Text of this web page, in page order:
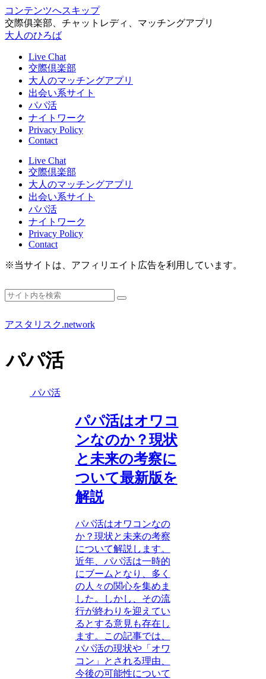
コンテンツへスキップ
交際俱楽部、チャットレディ、マッチングアプリ
大人のひろば
Live Chat
交際倶楽部
大人のマッチングアプリ
出会い系サイト
パパ活
ナイトワーク
Privacy Policy
Contact
Live Chat
交際倶楽部
大人のマッチングアプリ
出会い系サイト
パパ活
ナイトワーク
Privacy Policy
Contact
※当サイトは、アフィリエイト広告を利用しています。
アスタリスク.network
パパ活
パパ活
パパ活はオワコ
ンなのか？現状
と未来の考察に
ついて最新版を
解説
パパ活はオワコンなの
か？現状と未来の考察
について解説します。
近年、パパ活は一時的
にブームとなり、多く
の人々の関心を集めま
した。しかし、その流
行が終わりを迎えてい
るとする意見も存在し
ます。この記事では、
パパ活の現状や「オワ
コン」とされる理由、
今後の可能性について